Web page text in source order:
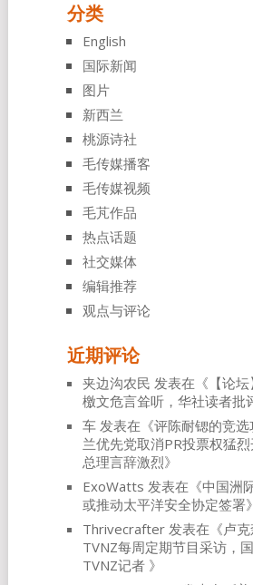
分类
English
国际新闻
图片
新西兰
桃源诗社
毛传媒播客
毛传媒视频
毛芃作品
热点话题
社交媒体
编辑推荐
观点与评论
近期评论
夹边沟农民 发表在《 【论
檄文危言耸听，华社读者批
车发表在《评陈耐锶的竞
兰优先党取消PR投票权猛
总理言辞激烈》
ExoWatts 发表在《中国洲
或推动太平洋安全协定签署》
Thrivecrafter发表在《卢
TVNZ每周定期节目采访，
TVNZ记者 》